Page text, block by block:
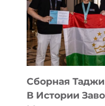
АРТ-
ФИЛЬМ
CYBER
STEPPE
Сборная
В Истории